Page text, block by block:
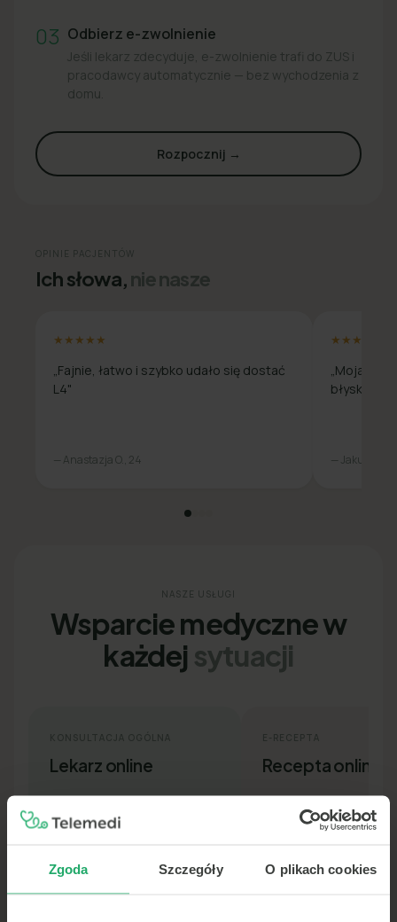
Zgoda Szczegóły O plikach cookies
03 Odbierz e-zwolnienie
Jeśli lekarz zdecyduje, e-zwolnienie trafi do ZUS i
pracodawcy automatycznie — bez wychodzenia z
domu.
Rozpocznij →
OPINIE PACJENTÓW
Ich słowa,nie nasze
★★★★★
„Fajnie, łatwo i szybko udało się dostać
L4"
— Anastazja O., 24
★★★★★
„Moja
— Jakub L., 31
NASZE USŁUGI
Wsparcie medyczne w
każdej sytuacji
Lekarz online
E-RECEPTA
Recepta online